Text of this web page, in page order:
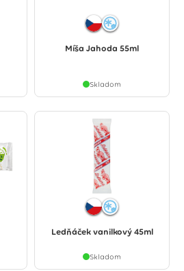
Míša Jahoda 55ml
Skladom
Ledňáček vanilkový 45ml
Skladom